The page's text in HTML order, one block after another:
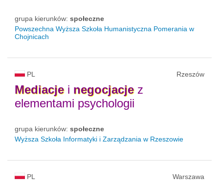
grupa kierunków: społeczne
Powszechna Wyższa Szkoła Humanistyczna Pomerania w
Chojnicach
PL Rzeszów
Mediacjei negocjacjez
elementami psychologii
grupa kierunków: społeczne
Wyższa Szkoła Informatyki i Zarządzania w Rzeszowie
PL Warszawa